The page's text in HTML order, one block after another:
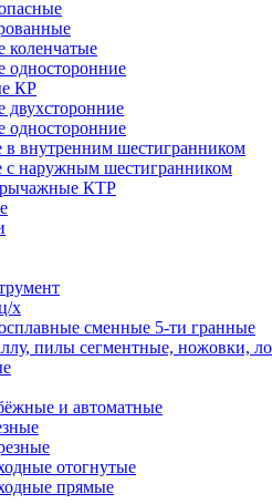
КР
внутренним шестигранником
наружным шестигранником
КТР
х
сменные 5-ти гранные
пилы сегментные, ножовки,
и автоматные
отогнутые
прямые